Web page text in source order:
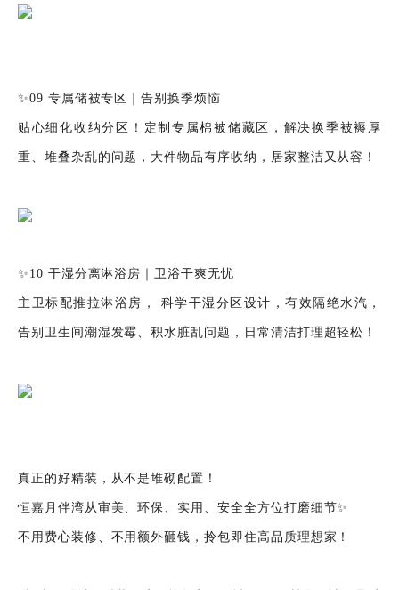
✨09 专属储被专区｜告别换季烦恼
贴心细化收纳分区！定制专属棉被储藏区，解决换季被褥厚
重、堆叠杂乱的问题，大件物品有序收纳，居家整洁又从容！
✨10 干湿分离淋浴房｜卫浴干爽无忧
主卫标配推拉淋浴房， 科学干湿分区设计，有效隔绝水汽，
告别卫生间潮湿发霉、积水脏乱问题，日常清洁打理超轻松！
真正的好精装，从不是堆砌配置！
恒嘉月伴湾从审美、环保、实用、安全全方位打磨细节✨
不用费心装修、不用额外砸钱，拎包即住高品质理想家！